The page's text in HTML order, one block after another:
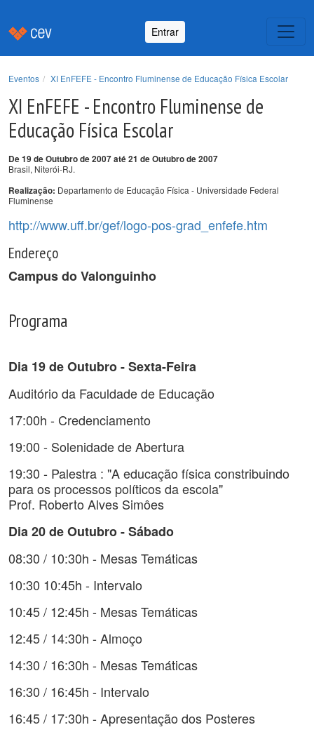
Entrar
Eventos XI EnFEFE - Encontro Fluminense de Educação Física Escolar
XI EnFEFE - Encontro Fluminense de
Educação Física Escolar
De 19 de Outubro de 2007 até 21 de Outubro de 2007
Brasil, Niterói-RJ.
Realização: Departamento de Educação Física - Universidade Federal
Fluminense
http://www.uff.br/gef/logo-pos-grad_enfefe.htm
Endereço
Campus do Valonguinho
Programa
Dia 19 de Outubro - Sexta-Feira
Auditório da Faculdade de Educação
17:00h - Credenciamento
19:00 - Solenidade de Abertura
19:30 - Palestra : "A educação física constribuindo
para os processos políticos da escola"
Prof. Roberto Alves Simôes
Dia 20 de Outubro - Sábado
08:30 / 10:30h - Mesas Temáticas
10:30 10:45h - Intervalo
10:45 / 12:45h - Mesas Temáticas
12:45 / 14:30h - Almoço
14:30 / 16:30h - Mesas Temáticas
16:30 / 16:45h - Intervalo
16:45 / 17:30h - Apresentação dos Posteres